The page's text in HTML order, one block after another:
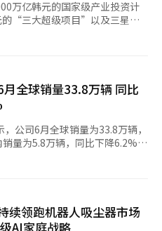
万亿韩元的国家级产业投资计
的“三大超级项目”以及三星电
韩元企业投资。这一韩国有史
利川、龙仁工厂共同构成全球
长期保持全球存储芯片领先地位
全球销量33.8万辆 同比
公司6月全球销量为33.8万辆，
量为5.8万辆，同比下降6.2%；
仍
国内市场销量同比下降10.8%，
场降幅高于海外市场。 现代
续领跑机器人吸尘器市场
AI家庭战略